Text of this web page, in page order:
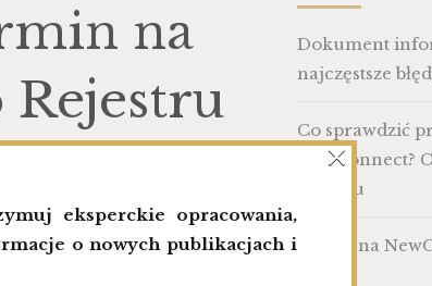
na
Rejestru
Dokument
najczęstsze
Co sprawdzić
NewConnect?
zarządu
Debiut na
eksperckie opracowania,
o nowych publikacjach i
×